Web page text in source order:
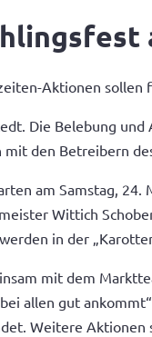
Aktionen sollen
Die Belebung
mit den Betreibern
am Samstag,
Wittich
in der
mit dem
allen gut
Weitere Aktionen